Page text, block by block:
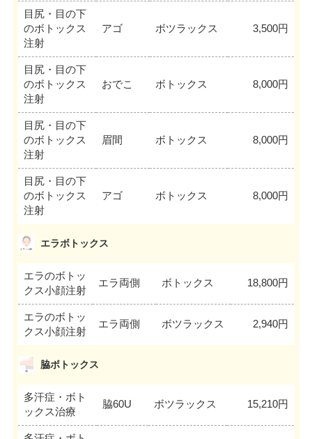
目尻・目の下
のボトックス
注射
アゴ ボツラックス 3,500円
目尻・目の下
のボトックス
注射
おでこ ボトックス 8,000円
目尻・目の下
のボトックス
注射
眉間 ボトックス 8,000円
目尻・目の下
のボトックス
注射
アゴ ボトックス 8,000円
エラボトックス
エラのボトッ
クス小顔注射
エラ両側 ボトックス 18,800円
エラのボトッ
クス小顔注射
エラ両側 ボツラックス 2,940円
脇ボトックス
多汗症・ボト
ックス治療
脇60U ボツラックス 15,210円